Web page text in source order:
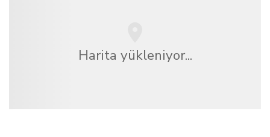
Harita yükleniyor...